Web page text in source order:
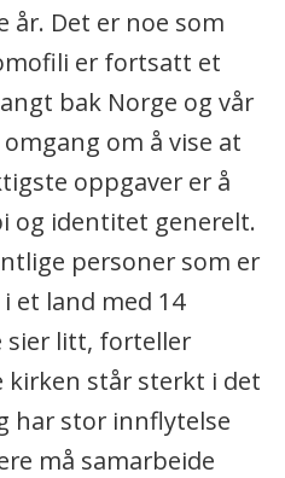
år. Det er noe som
er fortsatt et
bak Norge og vår
om å vise at
oppgaver er å
og identitet generelt.
personer som er
et land med 14
sier litt, forteller
kirken står sterkt i det
har stor innflytelse
må samarbeide